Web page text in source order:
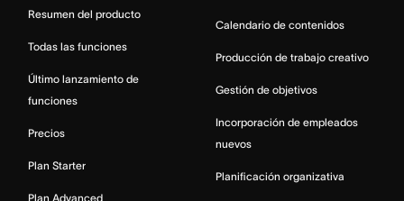
Resumen del producto
Todas las funciones
Último lanzamiento de
funciones
Precios
Plan Starter
Plan Advanced
Calendario de contenidos
Producción de trabajo creativo
Gestión de objetivos
Incorporación de empleados
nuevos
Planificación organizativa